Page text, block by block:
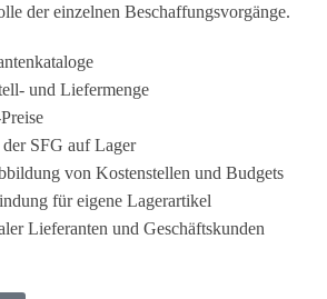
der einzelnen Beschaffungsvorgänge.
und Liefermenge
SFG auf Lager
von Kostenstellen und Budgets
für eigene Lagerartikel
Lieferanten und Geschäftskunden